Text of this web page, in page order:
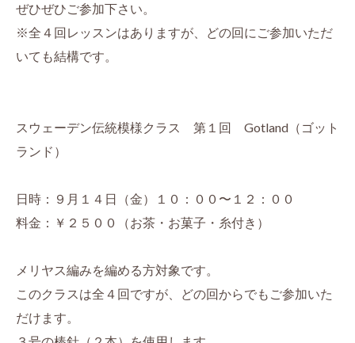
ぜひぜひご参加下さい。
※全４回レッスンはありますが、どの回にご参加いただ
いても結構です。
スウェーデン伝統模様クラス 第１回 Gotland（ゴット
ランド）
日時：９月１４日（金）１０：００〜１２：００
料金：￥２５００（お茶・お菓子・糸付き）
メリヤス編みを編める方対象です。
このクラスは全４回ですが、どの回からでもご参加いた
だけます。